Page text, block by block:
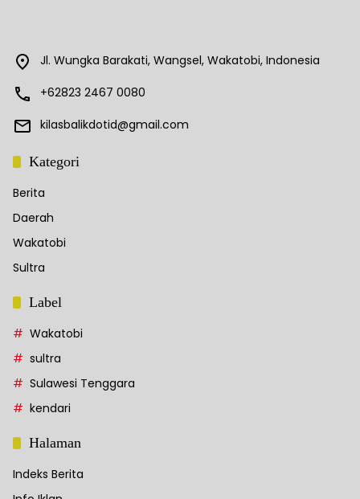
Jl. Wungka Barakati, Wangsel, Wakatobi, Indonesia
+62823 2467 0080
kilasbalikdotid@gmail.com
Kategori
Berita
Daerah
Wakatobi
Sultra
Label
Wakatobi
sultra
Sulawesi Tenggara
kendari
Halaman
Indeks Berita